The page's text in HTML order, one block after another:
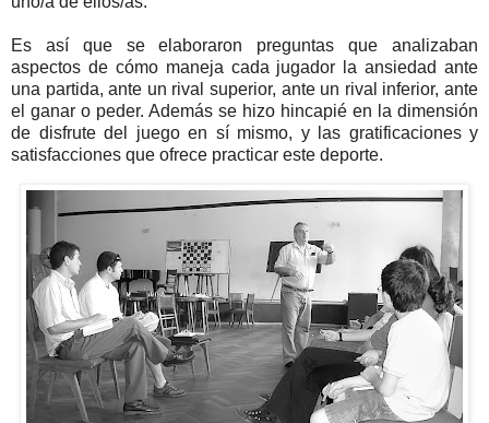
Es así que se elaboraron preguntas que analizaban
aspectos de cómo maneja cada jugador la ansiedad ante
una partida, ante un rival superior, ante un rival inferior, ante
el ganar o peder. Además se hizo hincapié en la dimensión
de disfrute del juego en sí mismo, y las gratificaciones y
satisfacciones que ofrece practicar este deporte.